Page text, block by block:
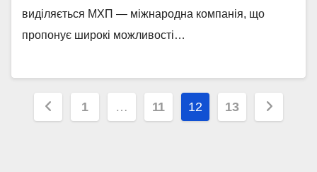
виділяється МХП — міжнародна компанія, що
пропонує широкі можливості…
Пагінація
1 … 11 12 13